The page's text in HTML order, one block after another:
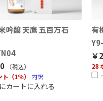
吟醸 天鷹 五百万石
（税込）
（1％）
内訳
カートに入れる
有
￥
28